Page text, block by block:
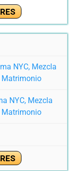
NYC, Mezcla
Matrimonio